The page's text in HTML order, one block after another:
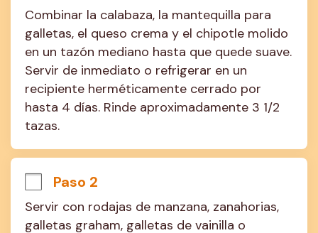
Combinar la calabaza, la mantequilla para
galletas, el queso crema y el chipotle molido
en un tazón mediano hasta que quede suave.
Servir de inmediato o refrigerar en un
recipiente herméticamente cerrado por
hasta 4 días. Rinde aproximadamente 3 1/2
tazas.
Paso 2
Servir con rodajas de manzana, zanahorias,
galletas graham, galletas de vainilla o